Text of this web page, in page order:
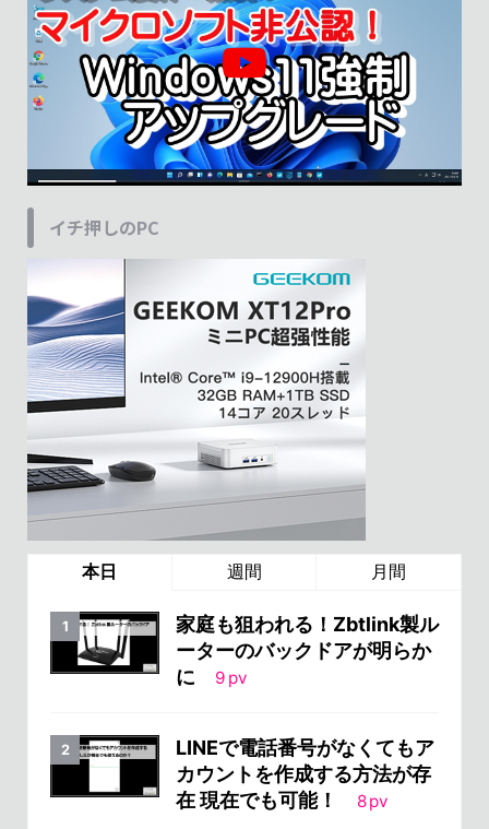
イチ押しのPC
本日 週間 月間
家庭も狙われる！Zbtlink製ル
ーターのバックドアが明らか
に
9 pv
LINEで電話番号がなくてもア
カウントを作成する方法が存
在 現在でも可能！
8pv